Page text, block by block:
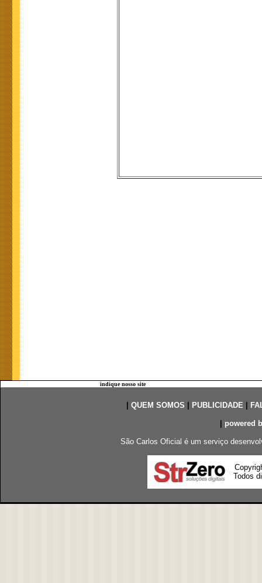
indique nosso site
QUEM SOMOS PUBLICIDADE|
powered
São Carlos Oficial é um serviço
Todos